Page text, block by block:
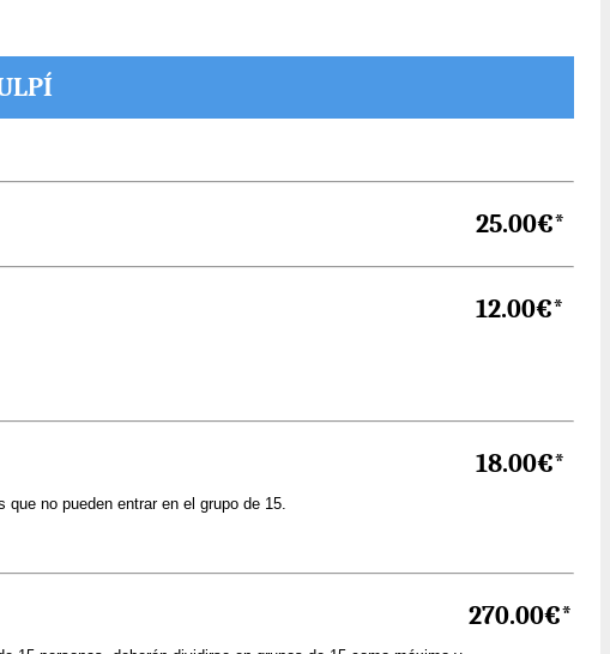
25.00€*
12.00€*
no pueden entrar en el grupo de 15.
18.00€*
270.00€*